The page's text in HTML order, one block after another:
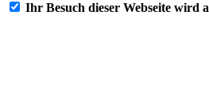
Ihr Besuch dieser Webseite wird